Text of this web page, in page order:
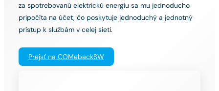
za spotrebovanú elektrickú energiu sa mu jednoducho
pripočíta na účet, čo poskytuje jednoduchý a jednotný
prístup k službám v celej sieti.
Prejsť na COMebackSW